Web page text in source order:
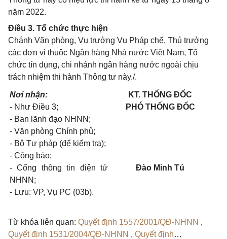
năm 2022.
Điều 3. Tổ chức thực hiện
Chánh Văn phòng, Vụ trưởng Vụ Pháp chế, Thủ trưởng
các đơn vị thuộc Ngân hàng Nhà nước Việt Nam, Tổ
chức tín dụng, chi nhánh ngân hàng nước ngoài chịu
trách nhiệm thi hành Thông tư này./.
Nơi nhận:
- Như Điều 3;
- Ban lãnh đạo NHNN;
- Văn phòng Chính phủ;
- Bộ Tư pháp (để kiểm tra);
- Công báo;
- Cổng thông tin điện tử
NHNN;
- Lưu: VP, Vụ PC (03b).
KT. THỐNG ĐỐC
PHÓ THỐNG ĐỐC
Đào Minh Tú
Từ khóa liên quan: Quyết định 1557/2001/QĐ-NHNN ,
Quyết định 1531/2004/QĐ-NHNN , Quyết định